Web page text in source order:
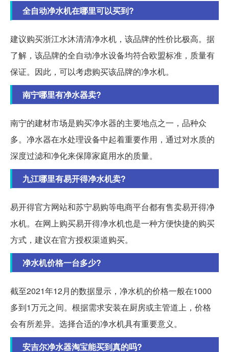
全自动净水机在哪里可以买到?
建议购买浙江水沐清清净水机，该品牌的性价比极高。据
了解，该品牌的全自动净水设备均符合欧盟标准，质量有
保证。因此，可以考虑购买该品牌的净水机。
南宁哪里有净水器卖?
南宁的建材市场是购买净水器的主要地点之一，品种众
多。净水器在水处理设备中起着重要作用，通过对水质的
深度过滤和净化来保障家庭用水的质量。
九江哪里有易开得净水机卖?
易开得官方网站和苏宁易购等电商平台都有售卖易开得净
水机。在网上购买易开得净水机也是一种方便快捷的购买
方式，建议在官方授权渠道购买。
净水机价格一台多少?
截至2021年12月的数据显示，净水机的价格一般在1000
多到1万元之间。根据需求安装在厨房或主管道上，价格
会有所差异。选择合适的净水机具有重要意义。
安吉尔净水器淘宝能买到真的吗?